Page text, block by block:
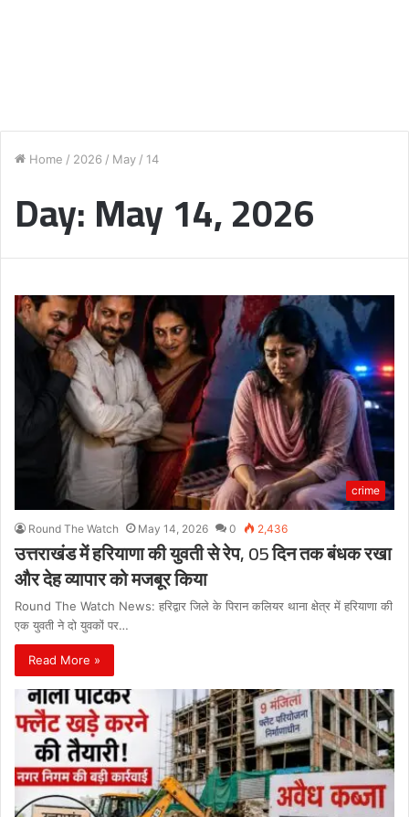
Home / 2026 / May / 14
Day:May 14, 2026
crime
Round The Watch May 14, 2026 0 2,436
उत्तराखंड में हरियाणा की युवती से रेप, 05 दिन तक बंधक रखा
और देह व्यापार को मजबूर किया
Round The Watch News: हरिद्वार जिले के पिरान कलियर थाना क्षेत्र में हरियाणा की
एक युवती ने दो युवकों पर…
Read More »